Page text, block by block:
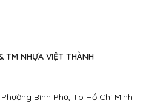
Bình Phú, Tp Hồ Chí Minh
TM NHỰA VIỆT THÀNH